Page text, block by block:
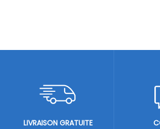
LIVRAISON GRATUITE